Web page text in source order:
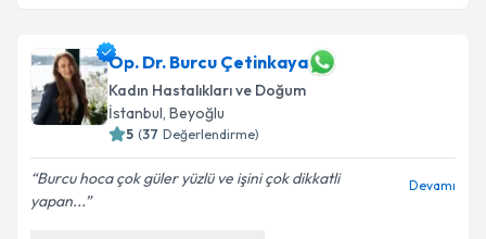
Op. Dr. Burcu Çetinkaya
Kadın Hastalıkları ve Doğum
İstanbul, Beyoğlu
5 (37 Değerlendirme)
Burcu hoca çok güler yüzlü ve işini çok dikkatli
yapan...
Devamı